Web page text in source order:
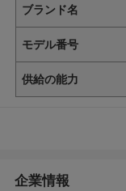
ブランド名
モデル番号
供給の能力
企業情報